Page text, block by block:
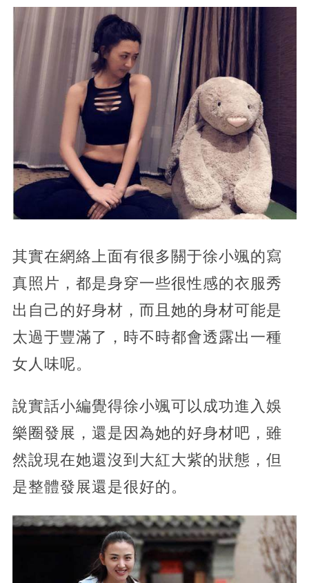
其實在網絡上面有很多關于徐小颯的寫
真照片，都是身穿一些很性感的衣服秀
出自己的好身材，而且她的身材可能是
太過于豐滿了，時不時都會透露出一種
女人味呢。
說實話小編覺得徐小颯可以成功進入娛
樂圈發展，還是因為她的好身材吧，雖
然說現在她還沒到大紅大紫的狀態，但
是整體發展還是很好的。